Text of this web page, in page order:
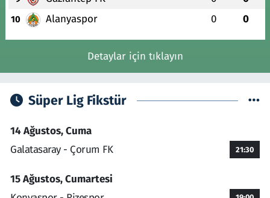
10 Alanyaspor 0 0
Detaylar için tıklayın
Süper Lig Fikstür
14 Ağustos, Cuma
Galatasaray - Çorum FK
21:30
15 Ağustos, Cumartesi